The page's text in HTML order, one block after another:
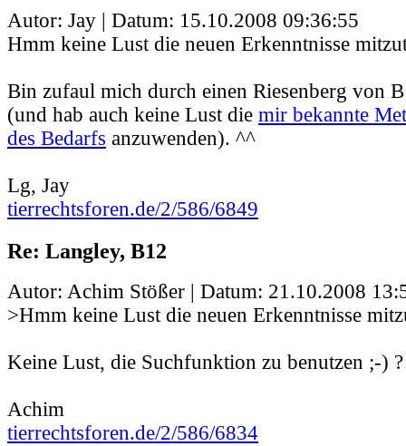
Autor: Jay | Datum: 15.10.2008 09:36:55
Hmm keine Lust die neuen Erkenntnisse
Bin zufaul mich durch einen Riesenberg von
(und hab auch keine Lust die mir bekannte
des Bedarfs anzuwenden). ^^
Lg, Jay
tierrechtsforen.de/2/586/6849
Re: Langley, B12
Autor: Achim Stößer | Datum: 21.10.2008
>Hmm keine Lust die neuen Erkenntnisse
Keine Lust, die Suchfunktion zu benutzen ;-) ?
Achim
tierrechtsforen.de/2/586/6834